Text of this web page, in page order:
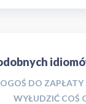
DO ZAPŁATY
WYŁUDZIĆ COŚ